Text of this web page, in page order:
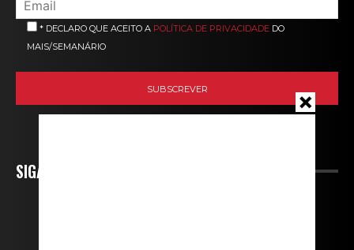
* DECLARO QUE ACEITO A POLÍTICA DE PRIVACIDADE DO
MAIS/SEMANÁRIO
SIGA-NOS